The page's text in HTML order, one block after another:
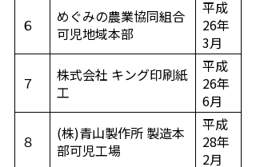
６
めぐみの農業協同組合
可児地域本部
平成
26年
3月
７
株式会社 キング印刷紙
工
平成
26年
6月
８
(株)青山製作所 製造本
部可児工場
平成
28年
2月